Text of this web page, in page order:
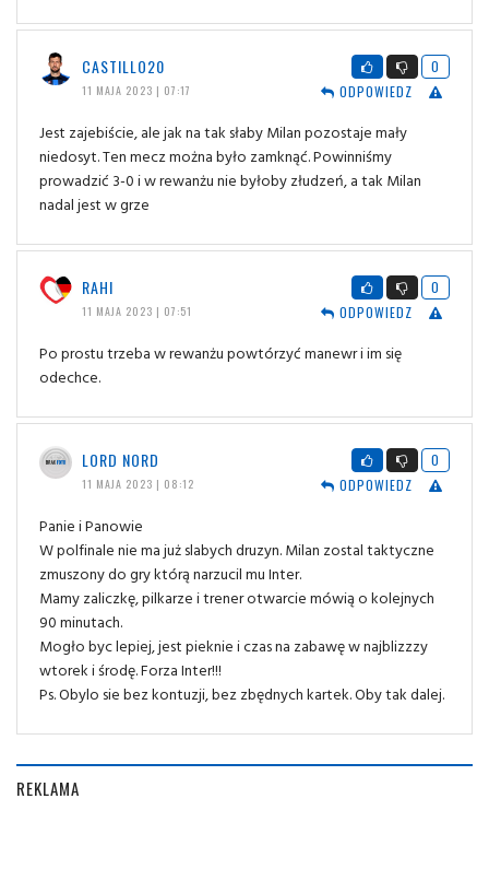
CASTILLO20
11 MAJA 2023 | 07:17
0
ODPOWIEDZ
Jest zajebiście, ale jak na tak słaby Milan pozostaje mały
niedosyt. Ten mecz można było zamknąć. Powinniśmy
prowadzić 3-0 i w rewanżu nie byłoby złudzeń, a tak Milan
nadal jest w grze
RAHI
11 MAJA 2023 | 07:51
0
ODPOWIEDZ
Po prostu trzeba w rewanżu powtórzyć manewr i im się
odechce.
LORD NORD
11 MAJA 2023 | 08:12
0
ODPOWIEDZ
Panie i Panowie
W polfinale nie ma już slabych druzyn. Milan zostal taktyczne
zmuszony do gry którą narzucil mu Inter.
Mamy zaliczkę, pilkarze i trener otwarcie mówią o kolejnych
90 minutach.
Mogło byc lepiej, jest pieknie i czas na zabawę w najblizzzy
wtorek i środę. Forza Inter!!!
Ps. Obylo sie bez kontuzji, bez zbędnych kartek. Oby tak dalej.
REKLAMA